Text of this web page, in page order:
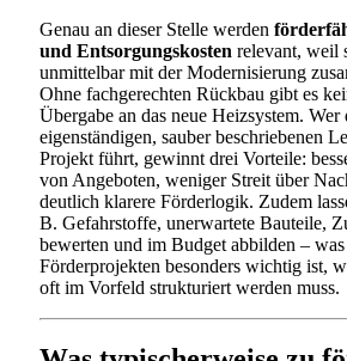
Genau an dieser Stelle werden
und Entsorgungskosten relevant, weil
unmittelbar mit der Modernisierung
Ohne fachgerechten Rückbau gibt es
Übergabe an das neue Heizsystem. Wer
eigenständigen, sauber beschriebenen
Projekt führt, gewinnt drei Vorteile:
von Angeboten, weniger Streit über
deutlich klarere Förderlogik. Zudem
B. Gefahrstoffe, unerwartete Bauteile,
bewerten und im Budget abbilden – was
Förderprojekten besonders wichtig ist,
oft im Vorfeld strukturiert werden muss.